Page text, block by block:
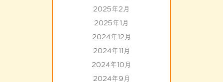
2025年2月
2025年1月
2024年12月
2024年11月
2024年10月
2024年9月